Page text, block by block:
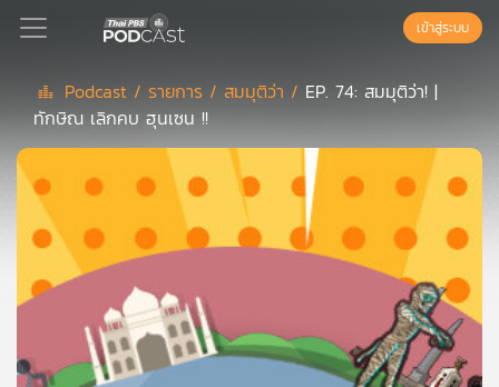
Podcast
เพล
สต์
แนะนำ
เข้าสู่ระบบ
Podcast / รายการ /สมมุติว่า / EP. 74: สมมุติว่า! |
ทักษิณ เลิกคบ ฮุนเซน !!